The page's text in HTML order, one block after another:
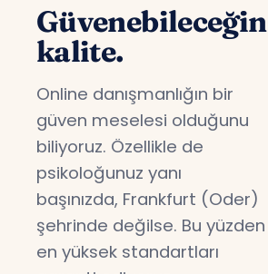
Güvenebileceğin
kalite.
Online danışmanlığın bir
güven meselesi olduğunu
biliyoruz. Özellikle de
psikoloğunuz yanı
başınızda, Frankfurt (Oder)
şehrinde değilse. Bu yüzden
en yüksek standartları